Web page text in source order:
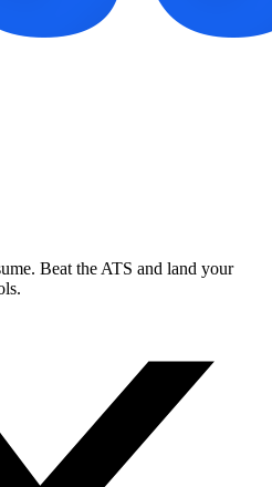
Beat the ATS and land your